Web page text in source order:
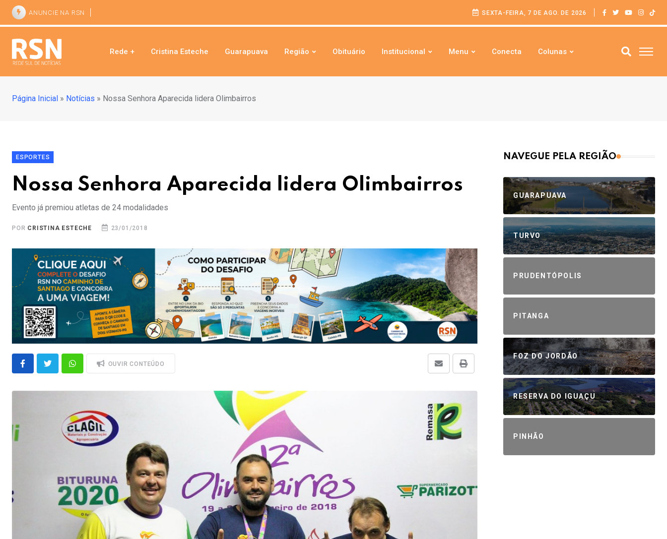
ANUNCIE NA RSN SEXTA-FEIRA, 7 DE AGO. DE 2026
Rede + Cristina Esteche Guarapuava Região Obituário Institucional Menu Conecta Colunas
Página Inicial » Notícias » Nossa Senhora Aparecida lidera Olimbairros
ESPORTES
Nossa Senhora Aparecida lidera Olimbairros
Evento já premiou atletas de 24 modalidades
POR CRISTINA ESTECHE 23/01/2018
OUVIR CONTEÚDO
NAVEGUE PELA REGIÃO
GUARAPUAVA
TURVO
PRUDENTÓPOLIS
PITANGA
FOZ DO JORDÃO
RESERVA DO IGUAÇU
PINHÃO